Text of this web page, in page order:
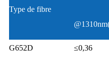
Type de fibre
G652D ≤0,36